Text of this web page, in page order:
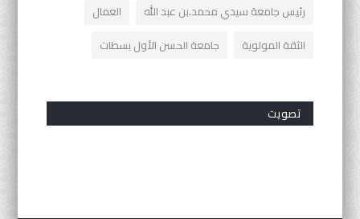
رئيس جامعة سيدي محمد.بن عبد الله
العمال
الثقة المولوية
جامعة الحسن الأول بسطات
تصويت